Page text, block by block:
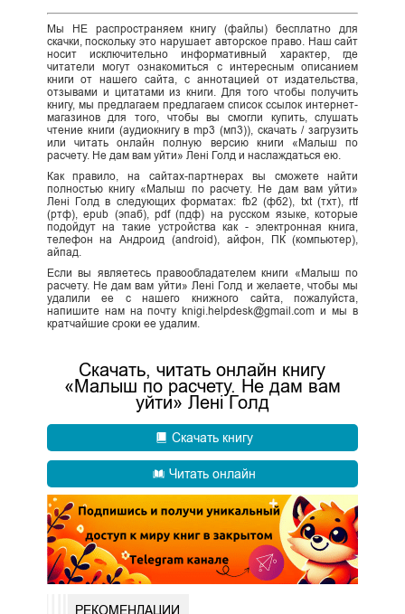
Мы НЕ распространяем книгу (файлы) бесплатно для
скачки, поскольку это нарушает авторское право. Наш сайт
носит исключительно информативный характер, где
читатели могут ознакомиться с интересным описанием
книги от нашего сайта, с аннотацией от издательства,
отзывами и цитатами из книги. Для того чтобы получить
книгу, мы предлагаем предлагаем список ссылок интернет-
магазинов для того, чтобы вы смогли купить, слушать
чтение книги (аудиокнигу в mp3 (мп3)), скачать / загрузить
или читать онлайн полную версию книги «Малыш по
расчету. Не дам вам уйти» Лені Голд и наслаждаться ею.
Как правило, на сайтах-партнерах вы сможете найти
полностью книгу «Малыш по расчету. Не дам вам уйти»
Лені Голд в следующих форматах: fb2 (фб2), txt (тхт), rtf
(ртф), epub (эпаб), pdf (пдф) на русском языке, которые
подойдут на такие устройства как - электронная книга,
телефон на Андроид (android), айфон, ПК (компьютер),
айпад.
Если вы являетесь правообладателем книги «Малыш по
расчету. Не дам вам уйти» Лені Голд и желаете, чтобы мы
удалили ее с нашего книжного сайта, пожалуйста,
напишите нам на почту knigi.helpdesk@gmail.com и мы в
кратчайшие сроки ее удалим.
Скачать, читать онлайн книгу
«Малыш по расчету. Не дам вам
уйти» Лені Голд
Скачать книгу
Читать онлайн
РЕКОМЕНДАЦИИ